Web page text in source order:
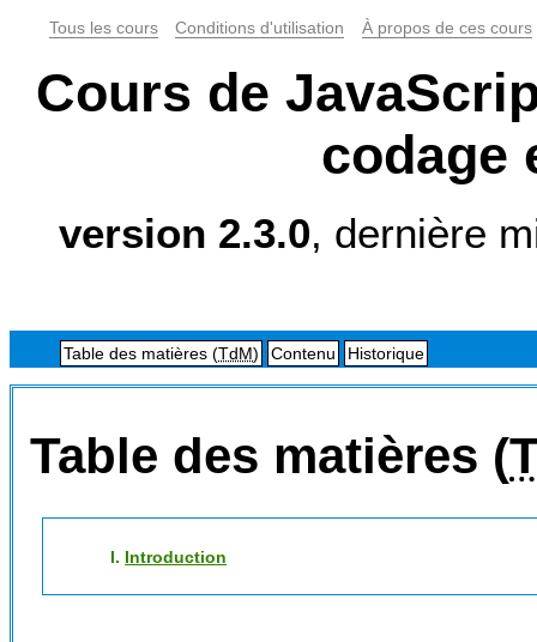
Tous les cours Conditions d'utilisation À propos de ces cours
Cours de
codage
version 2.3.0, dernière
Table des matières (TdM) Contenu Historique
Table des matières (
I. Introduction